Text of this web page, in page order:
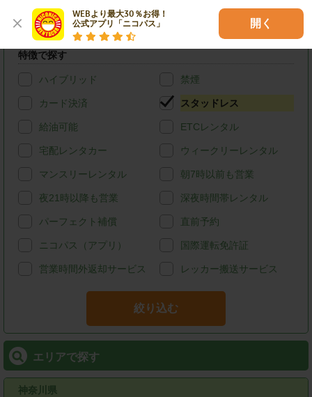
WEBより最大30％お得！
公式アプリ「ニコパス」
開く
(ハイエースバン・キャラバン等)
店舗オリジナル
特徴で探す
ハイブリッド 禁煙
カード決済 スタッドレス
給油可能 ETCレンタル
宅配レンタカー ウィークリーレンタル
マンスリーレンタル 朝7時以前も営業
夜21時以降も営業 深夜時間帯レンタル
パーフェクト補償 直前予約
ニコパス（アプリ） 国際運転免許証
営業時間外返却サービス レッカー搬送サービス
絞り込む
エリアで探す
神奈川県